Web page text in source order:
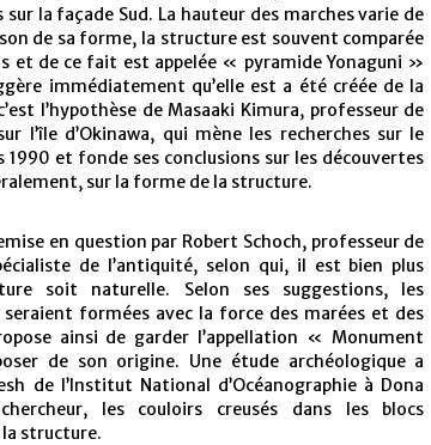
la façade Sud. La hauteur des marches varie de
de sa forme, la structure est souvent comparée
et de ce fait est appelée « pyramide Yonaguni »
immédiatement qu’elle est a été créée de la
l’hypothèse de Masaaki Kimura, professeur de
l’île d’Okinawa, qui mène les recherches sur le
et fonde ses conclusions sur les découvertes
sur la forme de la structure.
en question par Robert Schoch, professeur de
de l’antiquité, selon qui, il est bien plus
soit naturelle. Selon ses suggestions, les
formées avec la force des marées et des
ainsi de garder l’appellation « Monument
de son origine. Une étude archéologique a
de l’Institut National d’Océanographie à Dona
les couloirs creusés dans les blocs
structure.